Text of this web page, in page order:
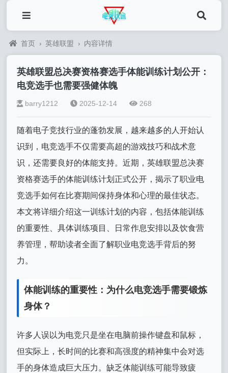
首页 › 英雄联盟 › 内容详情
英雄联盟总决赛资格赛选手体能训练计划公开：
电竞选手也需要强健体魄
barry1212 2025-12-14 268
随着电子竞技行业的蓬勃发展，越来越多的人开始认
识到，电竞选手不仅需要高超的游戏技巧和战术意
识，还需要良好的体能支持。近期，英雄联盟总决赛
资格赛选手的体能训练计划正式公开，揭示了职业电
竞选手如何在比赛期间保持身体和心理的最佳状态。
本文将详细介绍这一训练计划的内容，包括体能训练
的重要性、具体训练项目、日常作息安排以及饮食营
养管理，帮助读者全面了解职业电竞选手背后的努
力。
体能训练的重要性：为什么电竞选手需要锻炼
身体？
许多人误以为电竞只是坐在电脑前操作键盘和鼠标，
但实际上，长时间的比赛和高强度的精神集中会对选
手的身体造成巨大压力。缺乏体能训练可能导致疲